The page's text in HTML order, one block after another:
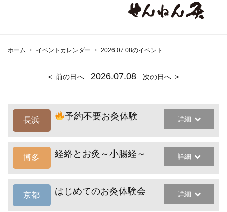
ホーム イベントカレンダー 2026.07.08のイベント
前の日へ 2026.07.08 次の日へ
長浜 予約不要お灸体験 詳細
博多 経絡とお灸～小腸経～ 詳細
京都 はじめてのお灸体験会 詳細